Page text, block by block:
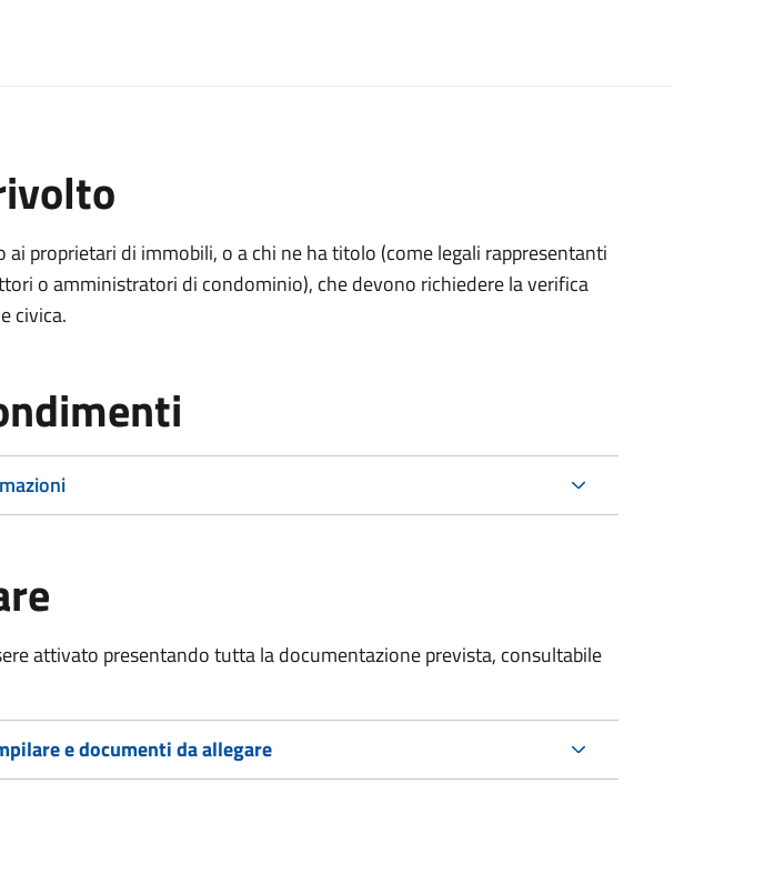
ai proprietari di immobili, o a chi ne ha titolo (come legali rappresentanti
o amministratori di condominio), che devono richiedere la verifica
civica.
attivato presentando tutta la documentazione prevista, consultabile
e documenti da allegare